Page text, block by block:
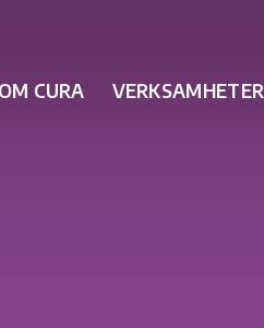
OM CURA VERKSAMHETER